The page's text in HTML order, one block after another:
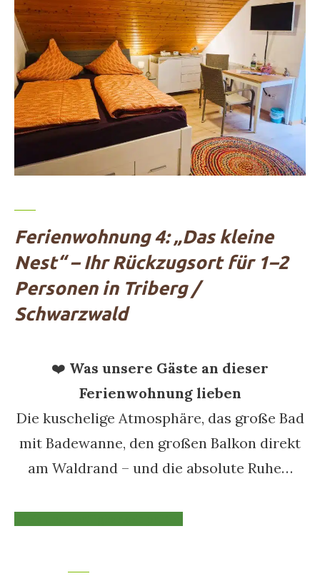
Ferienwohnung 4: „Das kleine
Nest“ – Ihr Rückzugsort für 1–2
Personen in Triberg /
Schwarzwald
❤️ Was unsere Gäste an dieser
Ferienwohnung lieben
Die kuschelige Atmosphäre, das große Bad
mit Badewanne, den großen Balkon direkt
am Waldrand – und die absolute Ruhe…